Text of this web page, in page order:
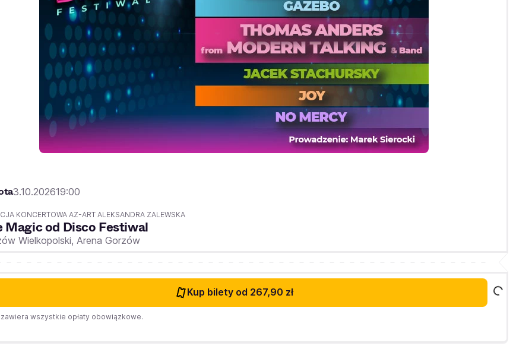
3.10.202619:00
KONCERTOWA AZ-ART ALEKSANDRA ZALEWSKA
Magic od Disco Festiwal
Wielkopolski, Arena Gorzów
Kup bilety od 267,90 zł
wszystkie opłaty obowiązkowe.